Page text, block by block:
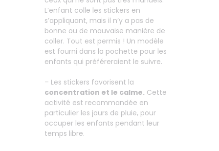
L’enfant colle les stickers en
s’appliquant, mais il n’y a pas de
bonne ou de mauvaise manière de
coller. Tout est permis ! Un modèle
est fourni dans la pochette pour les
enfants qui préféreraient le suivre.
– Les stickers favorisent la
concentration et le calme. Cette
activité est recommandée en
particulier les jours de pluie, pour
occuper les enfants pendant leur
temps libre.